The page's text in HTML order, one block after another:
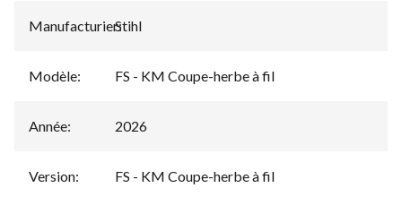
Manufacturier:
Stihl
Modèle: FS - KM Coupe-herbe à fil
Année: 2026
Version: FS - KM Coupe-herbe à fil